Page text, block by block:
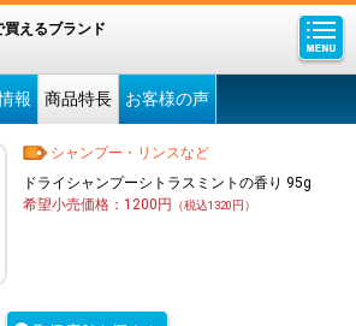
買えるブランド
報 商品特長 お客様の声
シャンプー・リンスなど
ドライシャンプーシトラスミントの香り 95g
希望小売価格：1200円
（税込1320円）